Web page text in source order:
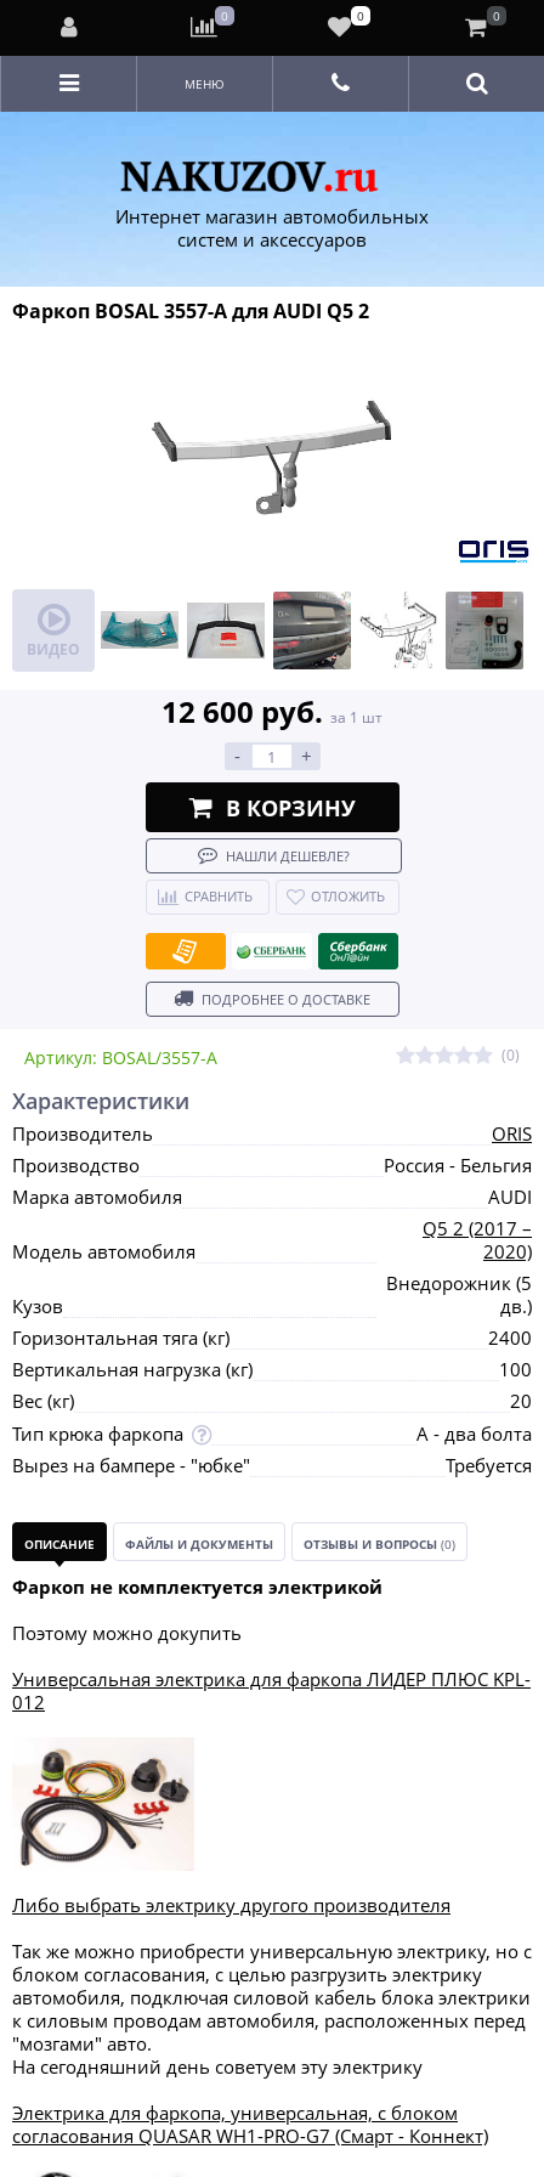
Интернет магазин автомобильных
систем и аксессуаров
МЕНЮ
Фаркоп BOSAL 3557-A для AUDI Q5 2
ВИДЕО
Артикул: BOSAL/3557-A (0)
12 600 руб. за 1 шт
- +
В КОРЗИНУ
НАШЛИ ДЕШЕВЛЕ?
СРАВНИТЬ ОТЛОЖИТЬ
ПОДРОБНЕЕ О ДОСТАВКЕ
Характеристики
Производитель
ORIS
Производство
Россия - Бельгия
Марка автомобиля
AUDI
Модель автомобиля
Q5 2 (2017 –
2020)
Кузов
Внедорожник (5
дв.)
Горизонтальная тяга (кг)
2400
Вертикальная нагрузка (кг)
100
Вес (кг)
20
Тип крюка фаркопа
А - два болта
Вырез на бампере - "юбке"
Требуется
ОПИСАНИЕ ФАЙЛЫ И ДОКУМЕНТЫ ОТЗЫВЫ И ВОПРОСЫ (0)
Фаркоп не комплектуется электрикой
Поэтому можно докупить
Универсальная электрика для фаркопа ЛИДЕР ПЛЮС KPL-
012
Либо выбрать электрику другого производителя
Так же можно приобрести универсальную электрику, но с
блоком согласования, с целью разгрузить электрику
автомобиля, подключая силовой кабель блока электрики
к силовым проводам автомобиля, расположенных перед
"мозгами" авто.
На сегодняшний день советуем эту электрику
Электрика для фаркопа, универсальная, с блоком
согласования QUASAR WH1-PRO-G7 (Смарт - Коннект)
0 0 0